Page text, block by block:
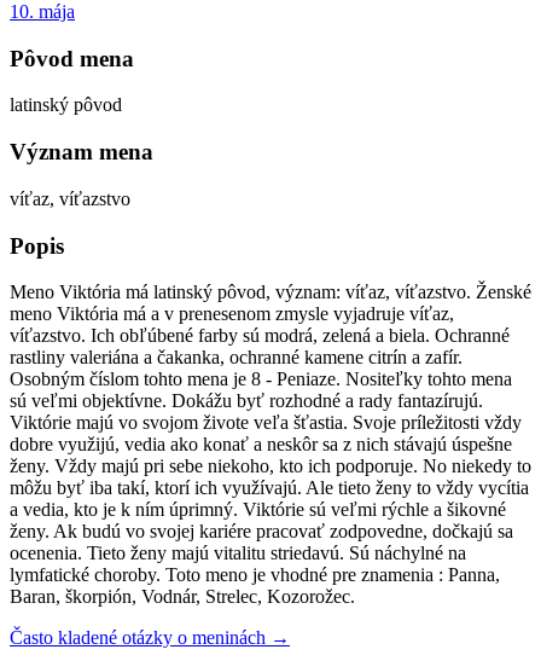
10. mája
Pôvod mena
latinský pôvod
Význam mena
víťaz, víťazstvo
Popis
Meno Viktória má latinský pôvod, význam: víťaz, víťazstvo. Ženské
meno Viktória má a v prenesenom zmysle vyjadruje víťaz,
víťazstvo. Ich obľúbené farby sú modrá, zelená a biela. Ochranné
rastliny valeriána a čakanka, ochranné kamene citrín a zafír.
Osobným číslom tohto mena je 8 - Peniaze. Nositeľky tohto mena
sú veľmi objektívne. Dokážu byť rozhodné a rady fantazírujú.
Viktórie majú vo svojom živote veľa šťastia. Svoje príležitosti vždy
dobre využijú, vedia ako konať a neskôr sa z nich stávajú úspešne
ženy. Vždy majú pri sebe niekoho, kto ich podporuje. No niekedy to
môžu byť iba takí, ktorí ich využívajú. Ale tieto ženy to vždy vycítia
a vedia, kto je k ním úprimný. Viktórie sú veľmi rýchle a šikovné
ženy. Ak budú vo svojej kariére pracovať zodpovedne, dočkajú sa
ocenenia. Tieto ženy majú vitalitu striedavú. Sú náchylné na
lymfatické choroby. Toto meno je vhodné pre znamenia : Panna,
Baran, škorpión, Vodnár, Strelec, Kozorožec.
Často kladené otázky o meninách →